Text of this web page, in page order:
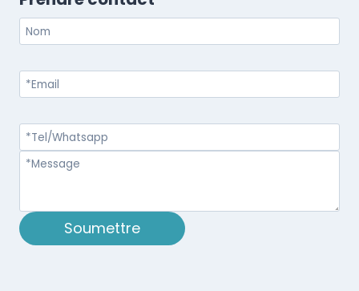
Soumettre